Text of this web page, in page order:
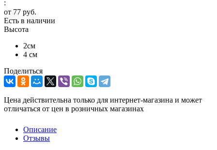
:
от 77 руб.
Есть в наличии
Высота
2см
4 см
Поделиться
Цена действительна только для интернет-магазина и может
отличаться от цен в розничных магазинах
Описание
Отзывы